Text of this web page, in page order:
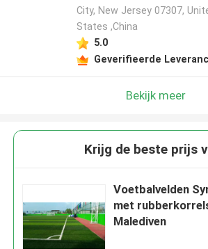
City, New Jersey 07307,
States ,China
5.0
Geverifieerde
Bekijk meer
Krijg de beste prijs
Voetbalvelden
met
Malediven